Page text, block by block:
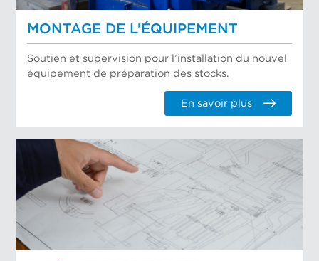
MONTAGE DE L’ÉQUIPEMENT
Soutien et supervision pour l’installation du nouvel
équipement de préparation des stocks.
En savoir plus